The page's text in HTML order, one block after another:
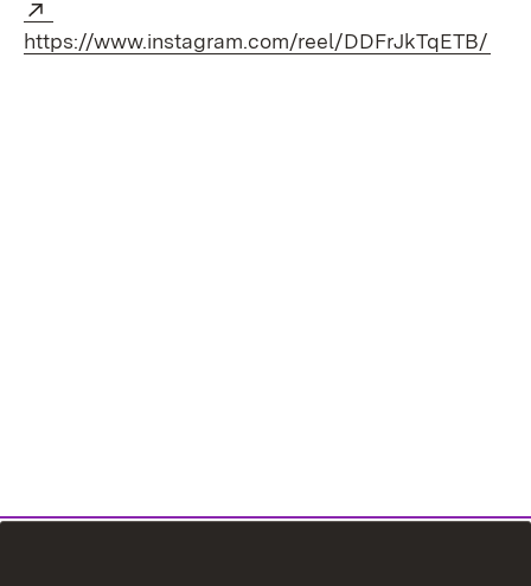
https://www.instagram.com/reel/DDFrJkTqETB/